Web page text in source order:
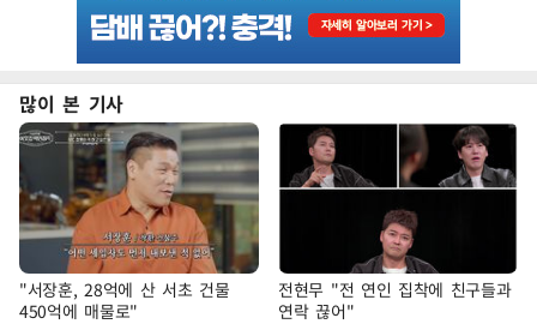
많이 본 기사
"서장훈, 28억에 산 서초 건물
450억에 매물로"
전현무 "전 연인 집착에 친구들과
연락 끊어"